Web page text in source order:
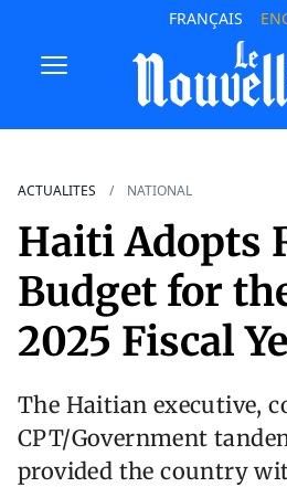
FRANÇAIS
ACTUALITES NATIONAL
Haiti Adopts
Budget for
2025 Fiscal
The Haitian executive,
CPT/Government
provided the country